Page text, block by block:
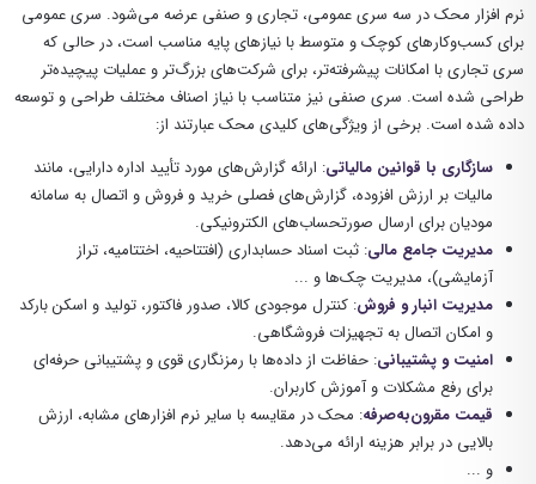
نرم افزار محک در سه سری عمومی، تجاری و صنفی عرضه می‌شود. سری عمومی
برای کسب‌وکارهای کوچک و متوسط با نیازهای پایه مناسب است، در حالی که
سری تجاری با امکانات پیشرفته‌تر، برای شرکت‌های بزرگ‌تر و عملیات پیچیده‌تر
طراحی شده است. سری صنفی نیز متناسب با نیاز اصناف مختلف طراحی و توسعه
داده شده است. برخی از ویژگی‌های کلیدی محک عبارتند از:
سازگاری با قوانین مالیاتی: ارائه گزارش‌های مورد تأیید اداره دارایی، مانند
مالیات بر ارزش افزوده، گزارش‌های فصلی خرید و فروش و اتصال به سامانه
مودیان برای ارسال صورتحساب‌های الکترونیکی.
مدیریت جامع مالی: ثبت اسناد حسابداری (افتتاحیه، اختتامیه، تراز
آزمایشی)، مدیریت چک‌ها و ...
مدیریت انبار و فروش: کنترل موجودی کالا، صدور فاکتور، تولید و اسکن بارکد
و امکان اتصال به تجهیزات فروشگاهی.
امنیت و پشتیبانی: حفاظت از داده‌ها با رمزنگاری قوی و پشتیبانی حرفه‌ای
برای رفع مشکلات و آموزش کاربران.
قیمت مقرون‌به‌صرفه: محک در مقایسه با سایر نرم افزارهای مشابه، ارزش
بالایی در برابر هزینه ارائه می‌دهد.
و ...